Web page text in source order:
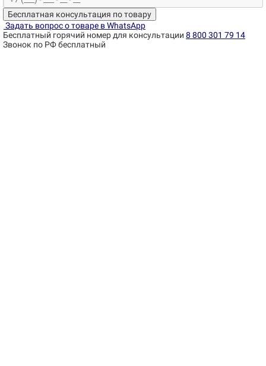
Бесплатная консультация по товару
Задать вопрос о товаре в WhatsApp
Бесплатный горячий номер для консультации 8 800 301 79 14
Звонок по РФ бесплатный